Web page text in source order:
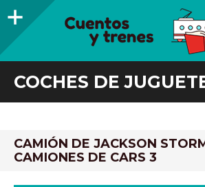
Barra
COCHES DE
CAMIÓN DE JACKSON
CAMIONES DE CARS 3